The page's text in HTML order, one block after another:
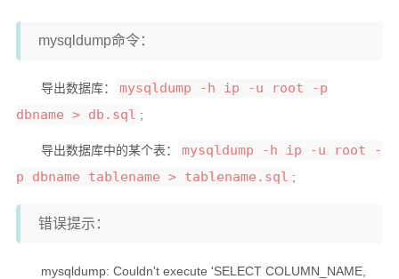
mysqldump命令：
导出数据库：
mysqldump -h ip -u root -p
dbname > db.sql ;
导出数据库中的某个表：
mysqldump -h ip -u root -
p dbname tablename > tablename.sql ;
错误提示：
mysqldump: Couldn't execute 'SELECT COLUMN_NAME,
开源软件
更多
邻居
留言
归档